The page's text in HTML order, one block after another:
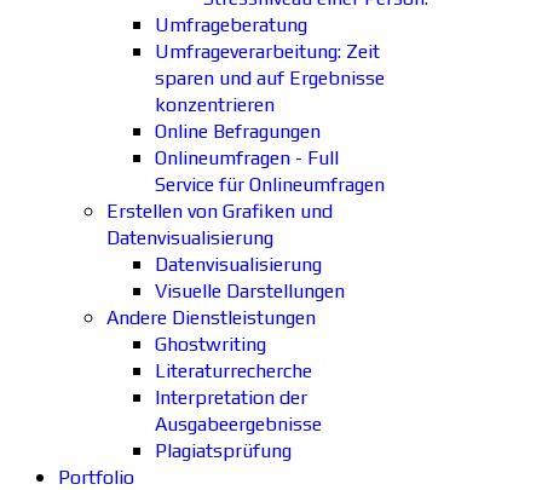
Umfrageberatung
Umfrageverarbeitung: Zeit
sparen und auf Ergebnisse
konzentrieren
Online Befragungen
Onlineumfragen - Full
Service für Onlineumfragen
Erstellen von Grafiken und
Datenvisualisierung
Datenvisualisierung
Visuelle Darstellungen
Andere Dienstleistungen
Ghostwriting
Literaturrecherche
Interpretation der
Ausgabeergebnisse
Plagiatsprüfung
Portfolio